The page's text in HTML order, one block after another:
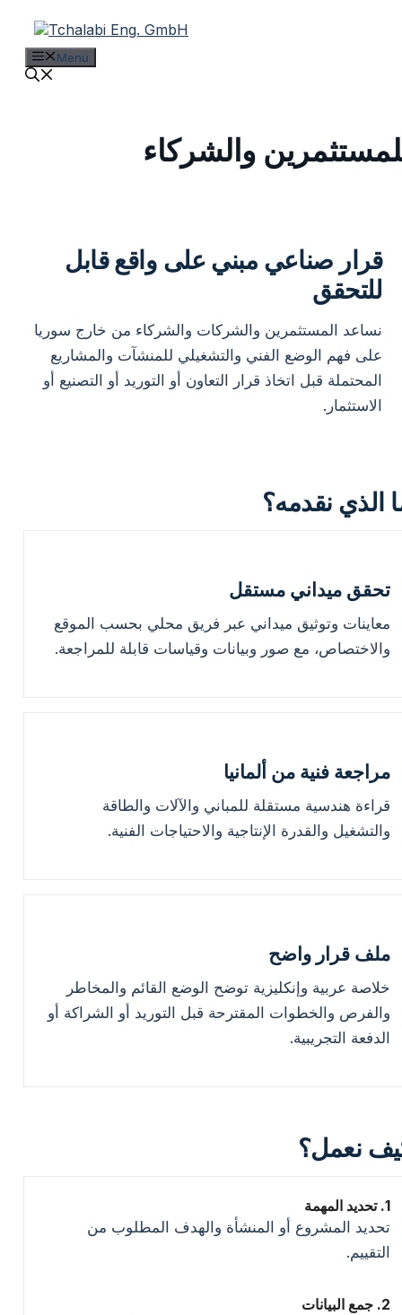
Inhalt
springenMenü
والشركاء
قرار صناعي مبني على واقع قابل
للتحقق
نساعد المستثمرين والشركات والشركاء من خارج سوريا
على فهم الوضع الفني والتشغيلي للمنشآت والمشاريع
المحتملة قبل اتخاذ قرار التعاون أو التوريد أو التصنيع أو
الاستثمار.
الذي نقدمه؟
تحقق ميداني مستقل
معاينات وتوثيق ميداني عبر فريق محلي بحسب الموقع
والاختصاص، مع صور وبيانات وقياسات قابلة للمراجعة.
مراجعة فنية من ألمانيا
قراءة هندسية مستقلة للمباني والآلات والطاقة
والتشغيل والقدرة الإنتاجية والاحتياجات الفنية.
ملف قرار واضح
خلاصة عربية وإنكليزية توضح الوضع القائم والمخاطر
والفرص والخطوات المقترحة قبل التوريد أو الشراكة أو
الدفعة التجريبية.
نعمل؟
1. تحديد المهمة
تحديد المشروع أو المنشأة والهدف المطلوب من
التقييم.
2. جمع البيانات